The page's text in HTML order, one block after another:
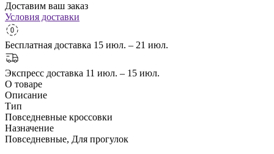
Доставим ваш заказ
Условия доставки
Бесплатная доставка 15 июл. – 21 июл.
Экспресс доставка 11 июл. – 15 июл.
О товаре
Описание
Тип
Повседневные кроссовки
Назначение
Повседневные, Для прогулок